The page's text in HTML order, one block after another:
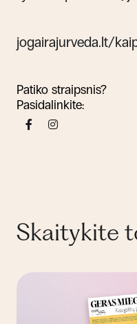
jogairajurveda.lt/
Patiko straipsnis?
Pasidalinkite:
Skaitykite